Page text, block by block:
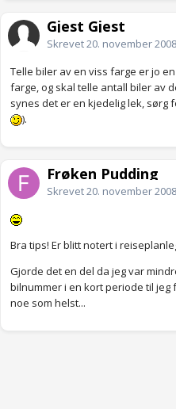
Gjest Gjest
Skrevet20. november 2008
Telle biler av en viss farge er jo
farge, og skal telle antall biler av
synes det er en kjedelig lek, sørg
).
Frøken Pudding
Skrevet20. november 2008
Bra tips! Er blitt notert i
Gjorde det en del da jeg var
bilnummer i en kort periode til
noe som helst...